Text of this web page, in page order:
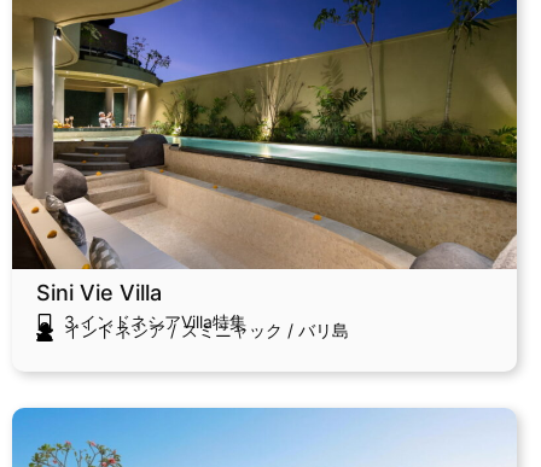
Sini Vie Villa
3.インドネシアVilla特集
インドネシア/ スミニャック / バリ島